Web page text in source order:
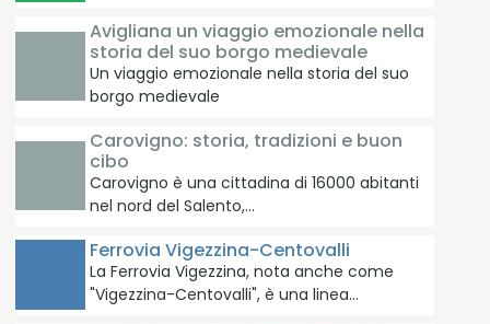
Avigliana un viaggio emozionale nella
storia del suo borgo medievale
Un viaggio emozionale nella storia del suo
borgo medievale
Carovigno: storia, tradizioni e buon
cibo
Carovigno è una cittadina di 16000 abitanti
nel nord del Salento,…
Ferrovia Vigezzina-Centovalli
La Ferrovia Vigezzina, nota anche come
"Vigezzina-Centovalli", è una linea…